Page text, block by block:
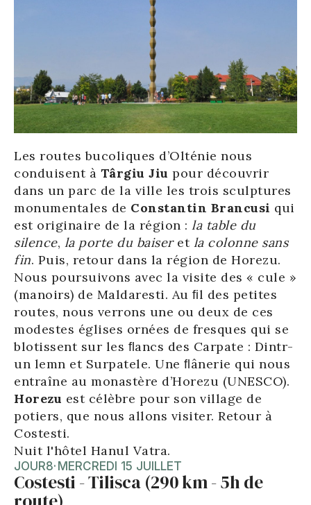
Les routes bucoliques d’Olténie nous
conduisent à Târgiu Jiu pour découvrir
dans un parc de la ville les trois sculptures
monumentales de Constantin Brancusi qui
est originaire de la région : la table du
silence, la porte du baiseret la colonne sans
fin. Puis, retour dans la région de Horezu.
Nous poursuivons avec la visite des « cule »
(manoirs) de Maldaresti. Au ﬁl des petites
routes, nous verrons une ou deux de ces
modestes églises ornées de fresques qui se
blotissent sur les ﬂancs des Carpate : Dintr-
un lemn et Surpatele. Une ﬂânerie qui nous
entraîne au monastère d’Horezu (UNESCO).
Horezu est célèbre pour son village de
potiers, que nous allons visiter. Retour à
Costesti.
Nuit l'hôtel Hanul Vatra.
JOUR8· MERCREDI 15 JUILLET
Costesti - Tilisca (290 km - 5h de